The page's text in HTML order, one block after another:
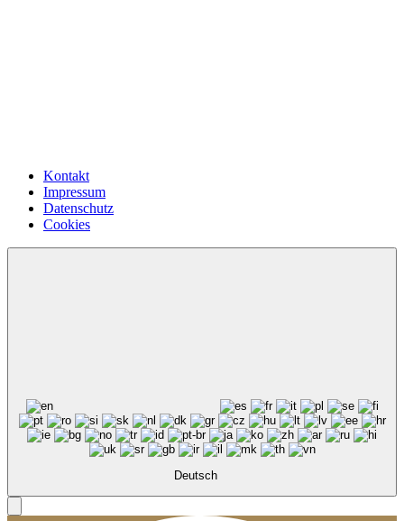
Kontakt
Impressum
Datenschutz
Cookies
Deutsch